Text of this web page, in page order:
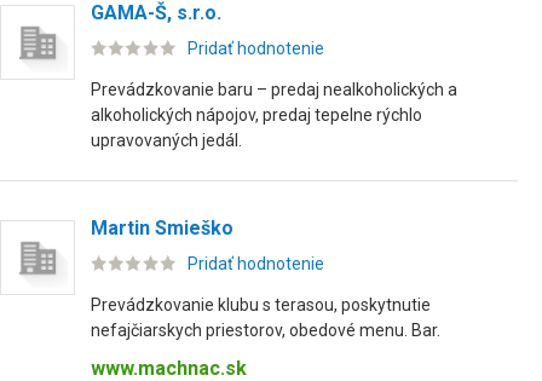
GAMA-Š, s.r.o.
Pridať hodnotenie
Prevádzkovanie baru – predaj nealkoholických a
alkoholických nápojov, predaj tepelne rýchlo
upravovaných jedál.
Martin Smieško
Pridať hodnotenie
Prevádzkovanie klubu s terasou, poskytnutie
nefajčiarskych priestorov, obedové menu. Bar.
www.machnac.sk